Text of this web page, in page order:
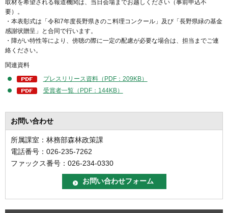
取材を希望される報道機関は、当日会場までお越しください（事前申込不
要）。
・本表彰式は「令和7年度長野県きのこ料理コンクール」及び「長野県緑の基金
感謝状贈呈」と合同で行います。
・障がい特性等により、傍聴の際に一定の配慮が必要な場合は、担当までご連
絡ください。
関連資料
プレスリリース資料（PDF：209KB）
受賞者一覧（PDF：144KB）
お問い合わせ
所属課室：林務部森林政策課
電話番号：026-235-7262
ファックス番号：026-234-0330